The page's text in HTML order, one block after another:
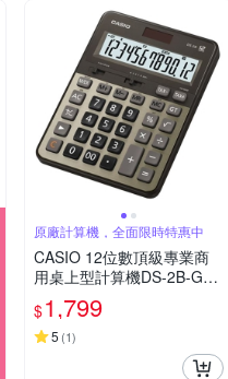
原廠計算機，全面限時特惠中
CASIO 12位數頂級專業商
用桌上型計算機DS-2B-GD-
黑/古銅金色
$1,799
5 (1)